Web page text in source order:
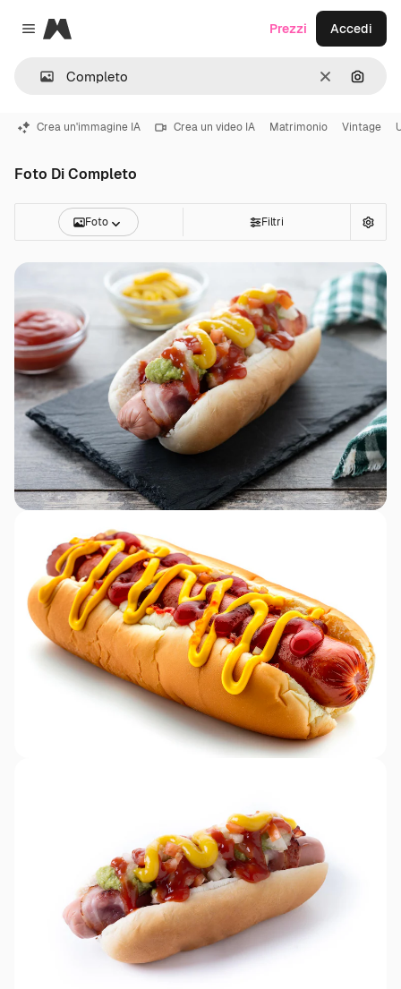
Close menu
Magnific
CancellaCerca
Prezzi Accedi
Crea un'immagine IA Crea un video IA Matrimonio Vintage
Foto Di Completo
Foto Filtri